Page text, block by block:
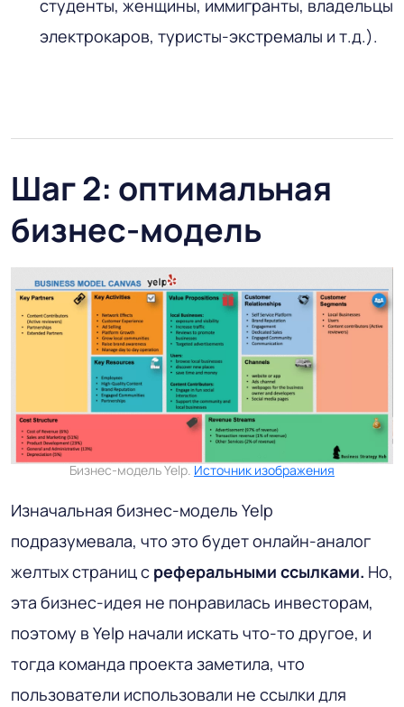
студенты, женщины, иммигранты, владельцы
электрокаров, туристы-экстремалы и т.д.).
Шаг 2: оптимальная
бизнес-модель
Бизнес-модель Yelp. Источник изображения
Изначальная бизнес-модель Yelp
подразумевала, что это будет онлайн-аналог
желтых страниц с реферальными ссылками. Но,
эта бизнес-идея не понравилась инвесторам,
поэтому в Yelp начали искать что-то другое, и
тогда команда проекта заметила, что
пользователи использовали не ссылки для